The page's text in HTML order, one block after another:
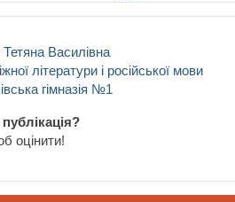
Василівна
літератури і російської мови
гімназія №1
оцінити!